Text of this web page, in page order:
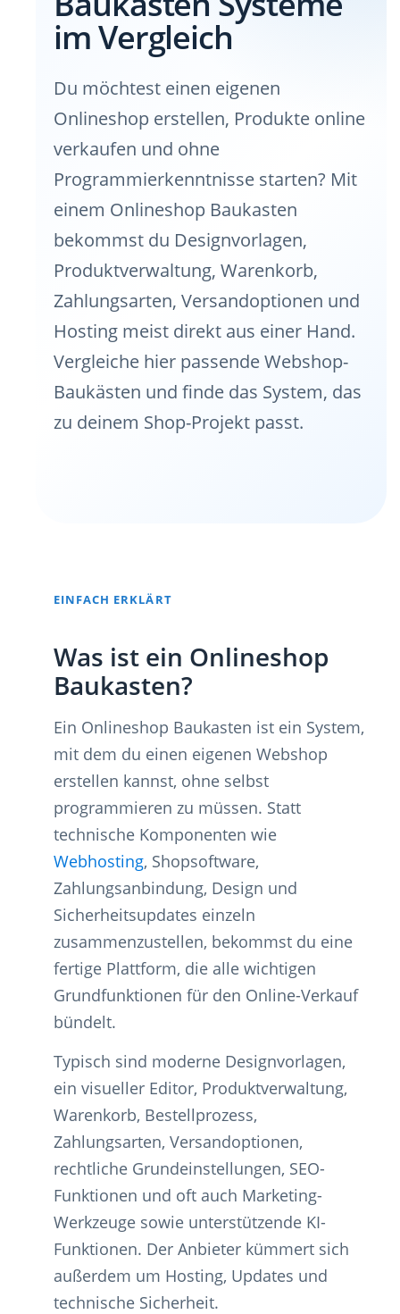
im Vergleich
Du möchtest einen eigenen
Onlineshop erstellen, Produkte online
verkaufen und ohne
Programmierkenntnisse starten? Mit
einem Onlineshop Baukasten
bekommst du Designvorlagen,
Produktverwaltung, Warenkorb,
Zahlungsarten, Versandoptionen und
Hosting meist direkt aus einer Hand.
Vergleiche hier passende Webshop-
Baukästen und finde das System, das
zu deinem Shop-Projekt passt.
EINFACH ERKLÄRT
Was ist ein Onlineshop
Baukasten?
Ein Onlineshop Baukasten ist ein System,
mit dem du einen eigenen Webshop
erstellen kannst, ohne selbst
programmieren zu müssen. Statt
technische Komponenten wie
Webhosting, Shopsoftware,
Zahlungsanbindung, Design und
Sicherheitsupdates einzeln
zusammenzustellen, bekommst du eine
fertige Plattform, die alle wichtigen
Grundfunktionen für den Online-Verkauf
bündelt.
Typisch sind moderne Designvorlagen,
ein visueller Editor, Produktverwaltung,
Warenkorb, Bestellprozess,
Zahlungsarten, Versandoptionen,
rechtliche Grundeinstellungen, SEO-
Funktionen und oft auch Marketing-
Werkzeuge sowie unterstützende KI-
Funktionen. Der Anbieter kümmert sich
außerdem um Hosting, Updates und
technische Sicherheit.